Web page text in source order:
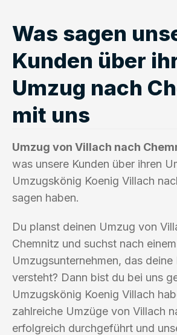
Was sagen
Kunden über
Umzug nach
mit uns
Umzug von Villach nach
was unsere Kunden über ihren
Umzugskönig Koenig Villach
sagen haben.
Du planst deinen Umzug von
Chemnitz und suchst nach
Umzugsunternehmen, das deine
versteht? Dann bist du bei uns
Umzugskönig Koenig Villach
zahlreiche Umzüge von Villach
erfolgreich durchgeführt und